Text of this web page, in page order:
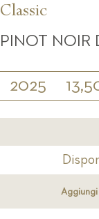
Classic
PINOT NOIR
2025